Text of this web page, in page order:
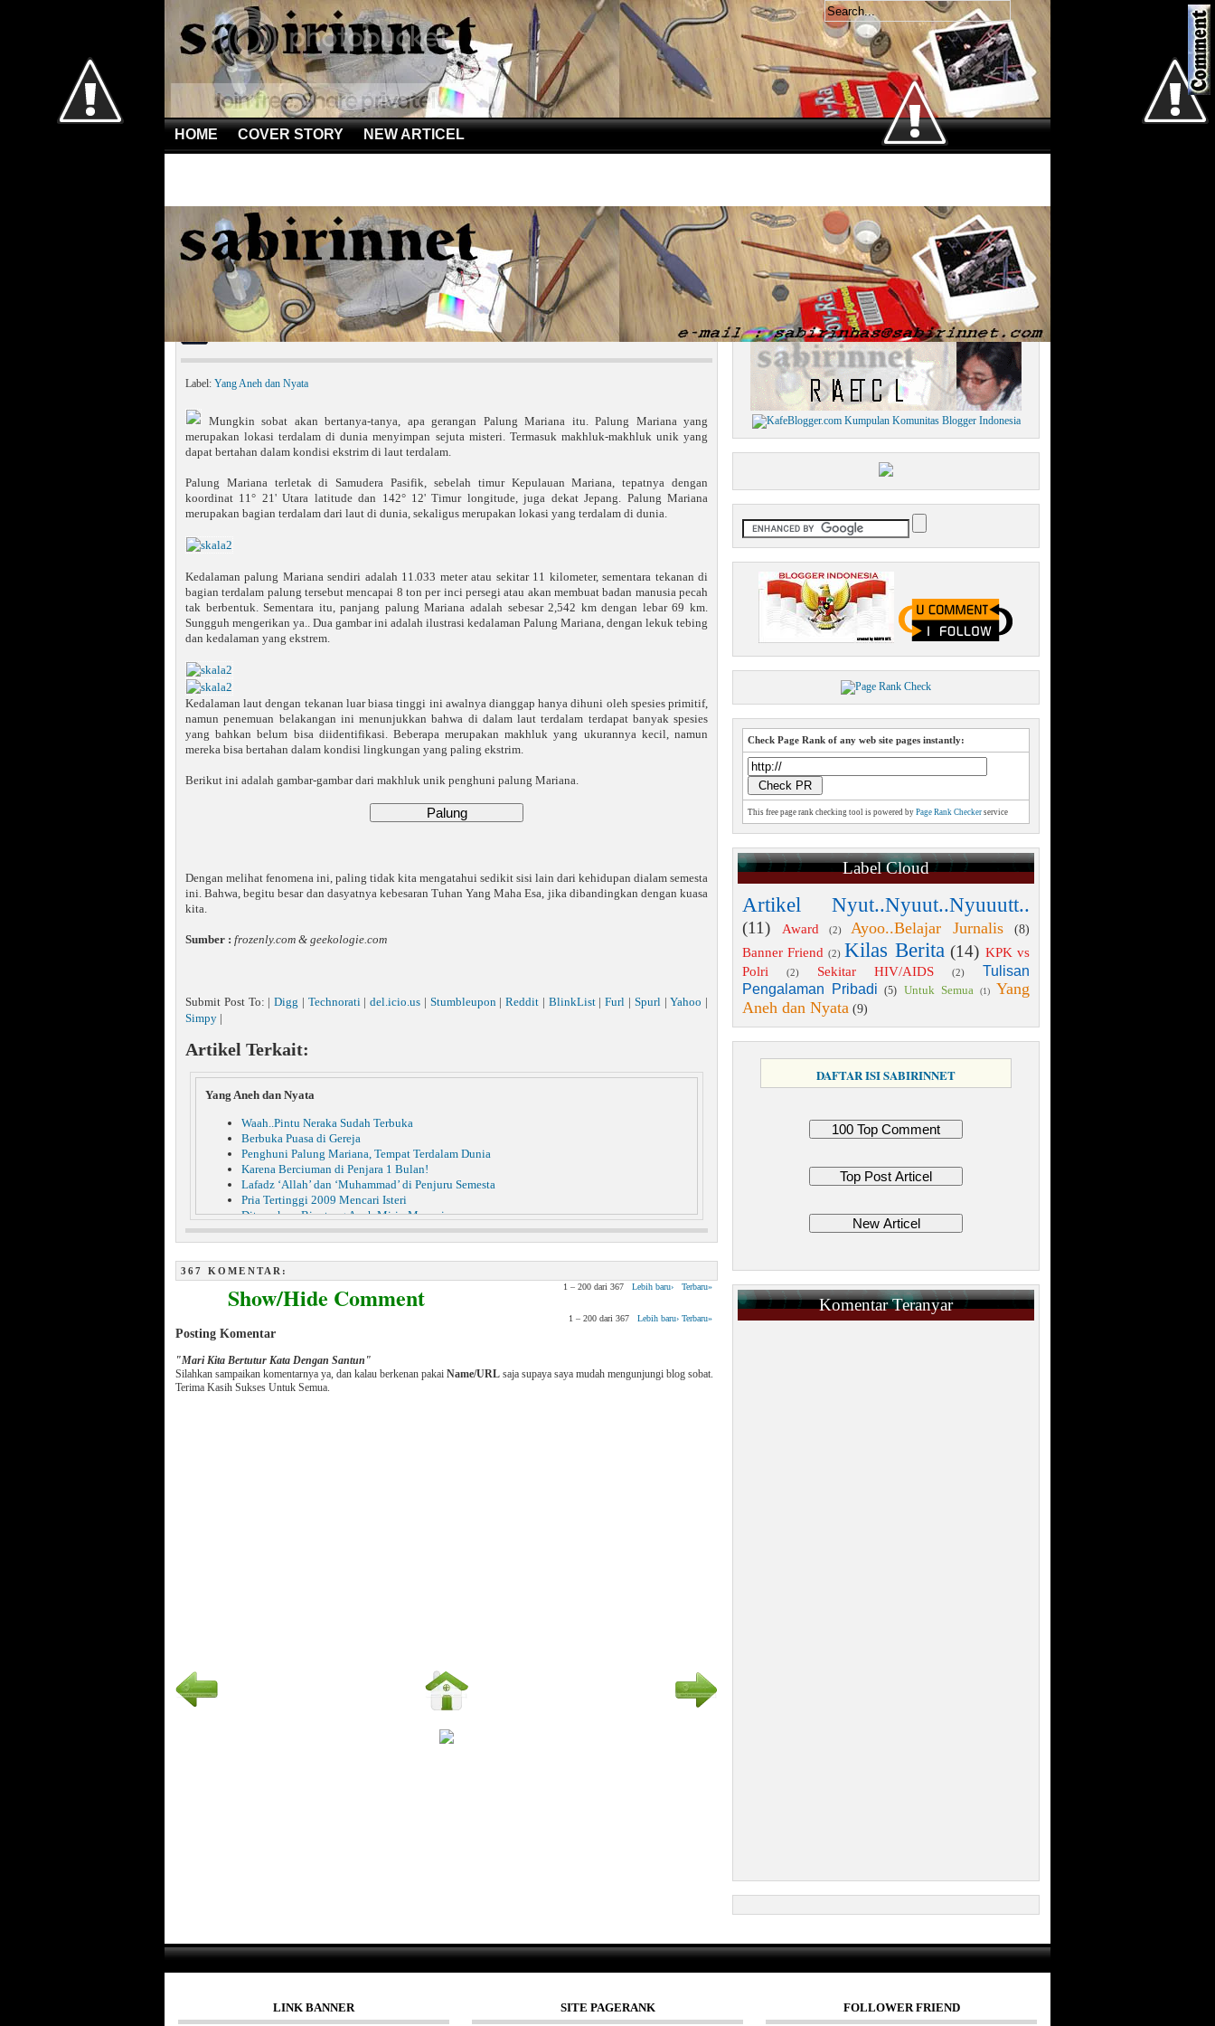
HOME COVER STORY NEW ARTICEL
Yang Aneh dan Nyata» Penghuni Palung Mariana, Tempat Terdalam Dunia
Penghuni Palung Mariana, Tempat Terdalam Dunia
Label: Yang Aneh dan Nyata
Mungkin sobat akan bertanya-tanya, apa gerangan Palung Mariana itu. Palung Mariana yang
merupakan lokasi terdalam di dunia menyimpan sejuta misteri. Termasuk makhluk-makhluk unik yang
dapat bertahan dalam kondisi ekstrim di laut terdalam.
Palung Mariana terletak di Samudera Pasifik, sebelah timur Kepulauan Mariana, tepatnya dengan
koordinat 11° 21' Utara latitude dan 142° 12' Timur longitude, juga dekat Jepang. Palung Mariana
merupakan bagian terdalam dari laut di dunia, sekaligus merupakan lokasi yang terdalam di dunia.
Kedalaman palung Mariana sendiri adalah 11.033 meter atau sekitar 11 kilometer, sementara tekanan di
bagian terdalam palung tersebut mencapai 8 ton per inci persegi atau akan membuat badan manusia pecah
tak berbentuk. Sementara itu, panjang palung Mariana adalah sebesar 2,542 km dengan lebar 69 km.
Sungguh mengerikan ya.. Dua gambar ini adalah ilustrasi kedalaman Palung Mariana, dengan lekuk tebing
dan kedalaman yang ekstrem.
Kedalaman laut dengan tekanan luar biasa tinggi ini awalnya dianggap hanya dihuni oleh spesies primitif,
namun penemuan belakangan ini menunjukkan bahwa di dalam laut terdalam terdapat banyak spesies
yang bahkan belum bisa diidentifikasi. Beberapa merupakan makhluk yang ukurannya kecil, namun
mereka bisa bertahan dalam kondisi lingkungan yang paling ekstrim.
Berikut ini adalah gambar-gambar dari makhluk unik penghuni palung Mariana.
Dengan melihat fenomena ini, paling tidak kita mengatahui sedikit sisi lain dari kehidupan dialam semesta
ini. Bahwa, begitu besar dan dasyatnya kebesaran Tuhan Yang Maha Esa, jika dibandingkan dengan kuasa
kita.
Sumber : frozenly.com & geekologie.com
Submit Post To: |Digg Technorati|del.icio.us Stumbleupon|Reddit BlinkList|Furl Spurl|Yahoo
Simpy
Artikel Terkait:
Yang Aneh dan Nyata
Waah..Pintu Neraka Sudah Terbuka
Berbuka Puasa di Gereja
Penghuni Palung Mariana, Tempat Terdalam Dunia
Karena Berciuman di Penjara 1 Bulan!
Lafadz ‘Allah’ dan ‘Muhammad’ di Penjuru Semesta
Pria Tertinggi 2009 Mencari Isteri
Ditemukan, Binatang Aneh Mirip Manusia
Menakjubkan, Keindahan Sel dan Virus Pada Manusia
Ayat Al Qur’an Ditubuh Bayi
367 KOMENTAR:
1 – 200 dari 367 Lebih baru› Terbaru»
Show/Hide Comment
1 – 200 dari 367 Lebih baru› Terbaru»
Posting Komentar
"Mari Kita Bertutur Kata Dengan Santun"
Silahkan sampaikan komentarnya ya, dan kalau berkenan pakai Name/URL saja supaya saya mudah mengunjungi blog sobat.
Terima Kasih Sukses Untuk Semua.
Welcome
Sabtu 8 Agustus 2026
Check Page Rank of any web site pages instantly:
This free page rank checking tool is powered by Page Rank Checker service
Label Cloud
Artikel Nyut..Nyuut..Nyuuutt..
(11) Award (2) Ayoo..Belajar Jurnalis
(8)
Banner Friend (2) Kilas Berita (14) KPK vs
Polri
(2) Sekitar HIV/AIDS (2)
Tulisan
Pengalaman Pribadi (5) Untuk Semua (1)
Yang
Aneh dan Nyata (9)
DAFTAR ISI SABIRINNET
Komentar Teranyar
LINK BANNER SITE PAGERANK FOLLOWER FRIEND